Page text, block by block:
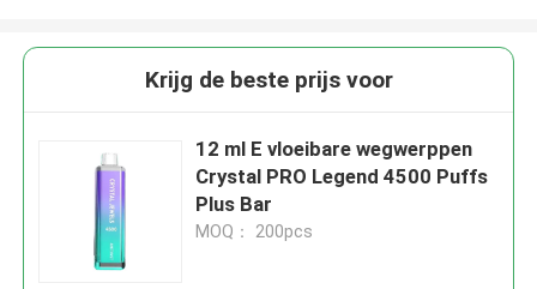
Krijg de beste prijs voor
12 ml E vloeibare wegwerppen
Crystal PRO Legend 4500 Puffs
Plus Bar
MOQ： 200pcs